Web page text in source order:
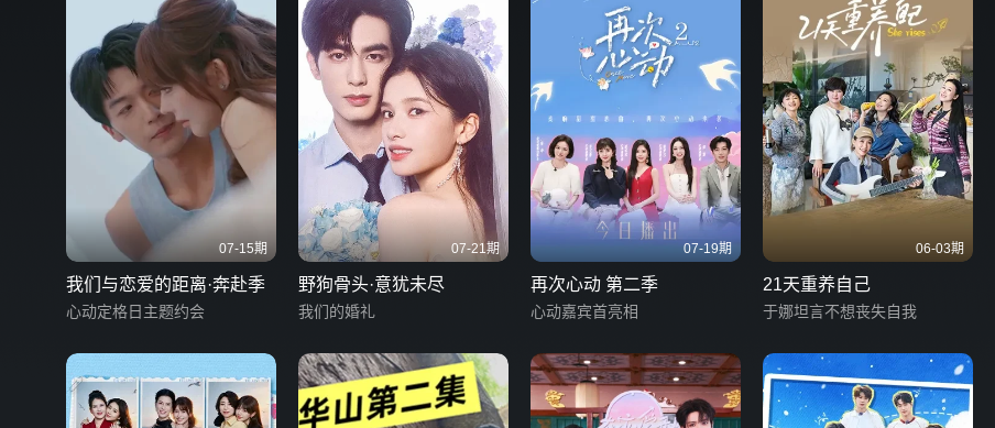
07-15期
我们与恋爱的距离·奔赴季
心动定格日主题约会
07-21期
野狗骨头·意犹未尽
我们的婚礼
07-19期
再次心动 第二季
心动嘉宾首亮相
06-03期
21天重养自己
于娜坦言不想丧失自我